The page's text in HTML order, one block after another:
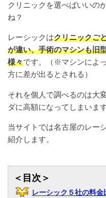
クリニックを選べばいいの
ね？
レーシックはクリニックご
が違い、手術のマシンも旧
様々です。（※マシンによ
方に差が出るとされる）
それを個人で調べるのは大
ダに高額になってしまいます
当サイトでは名古屋のレー
紹介します。
＜目次＞
レーシック５社の料金